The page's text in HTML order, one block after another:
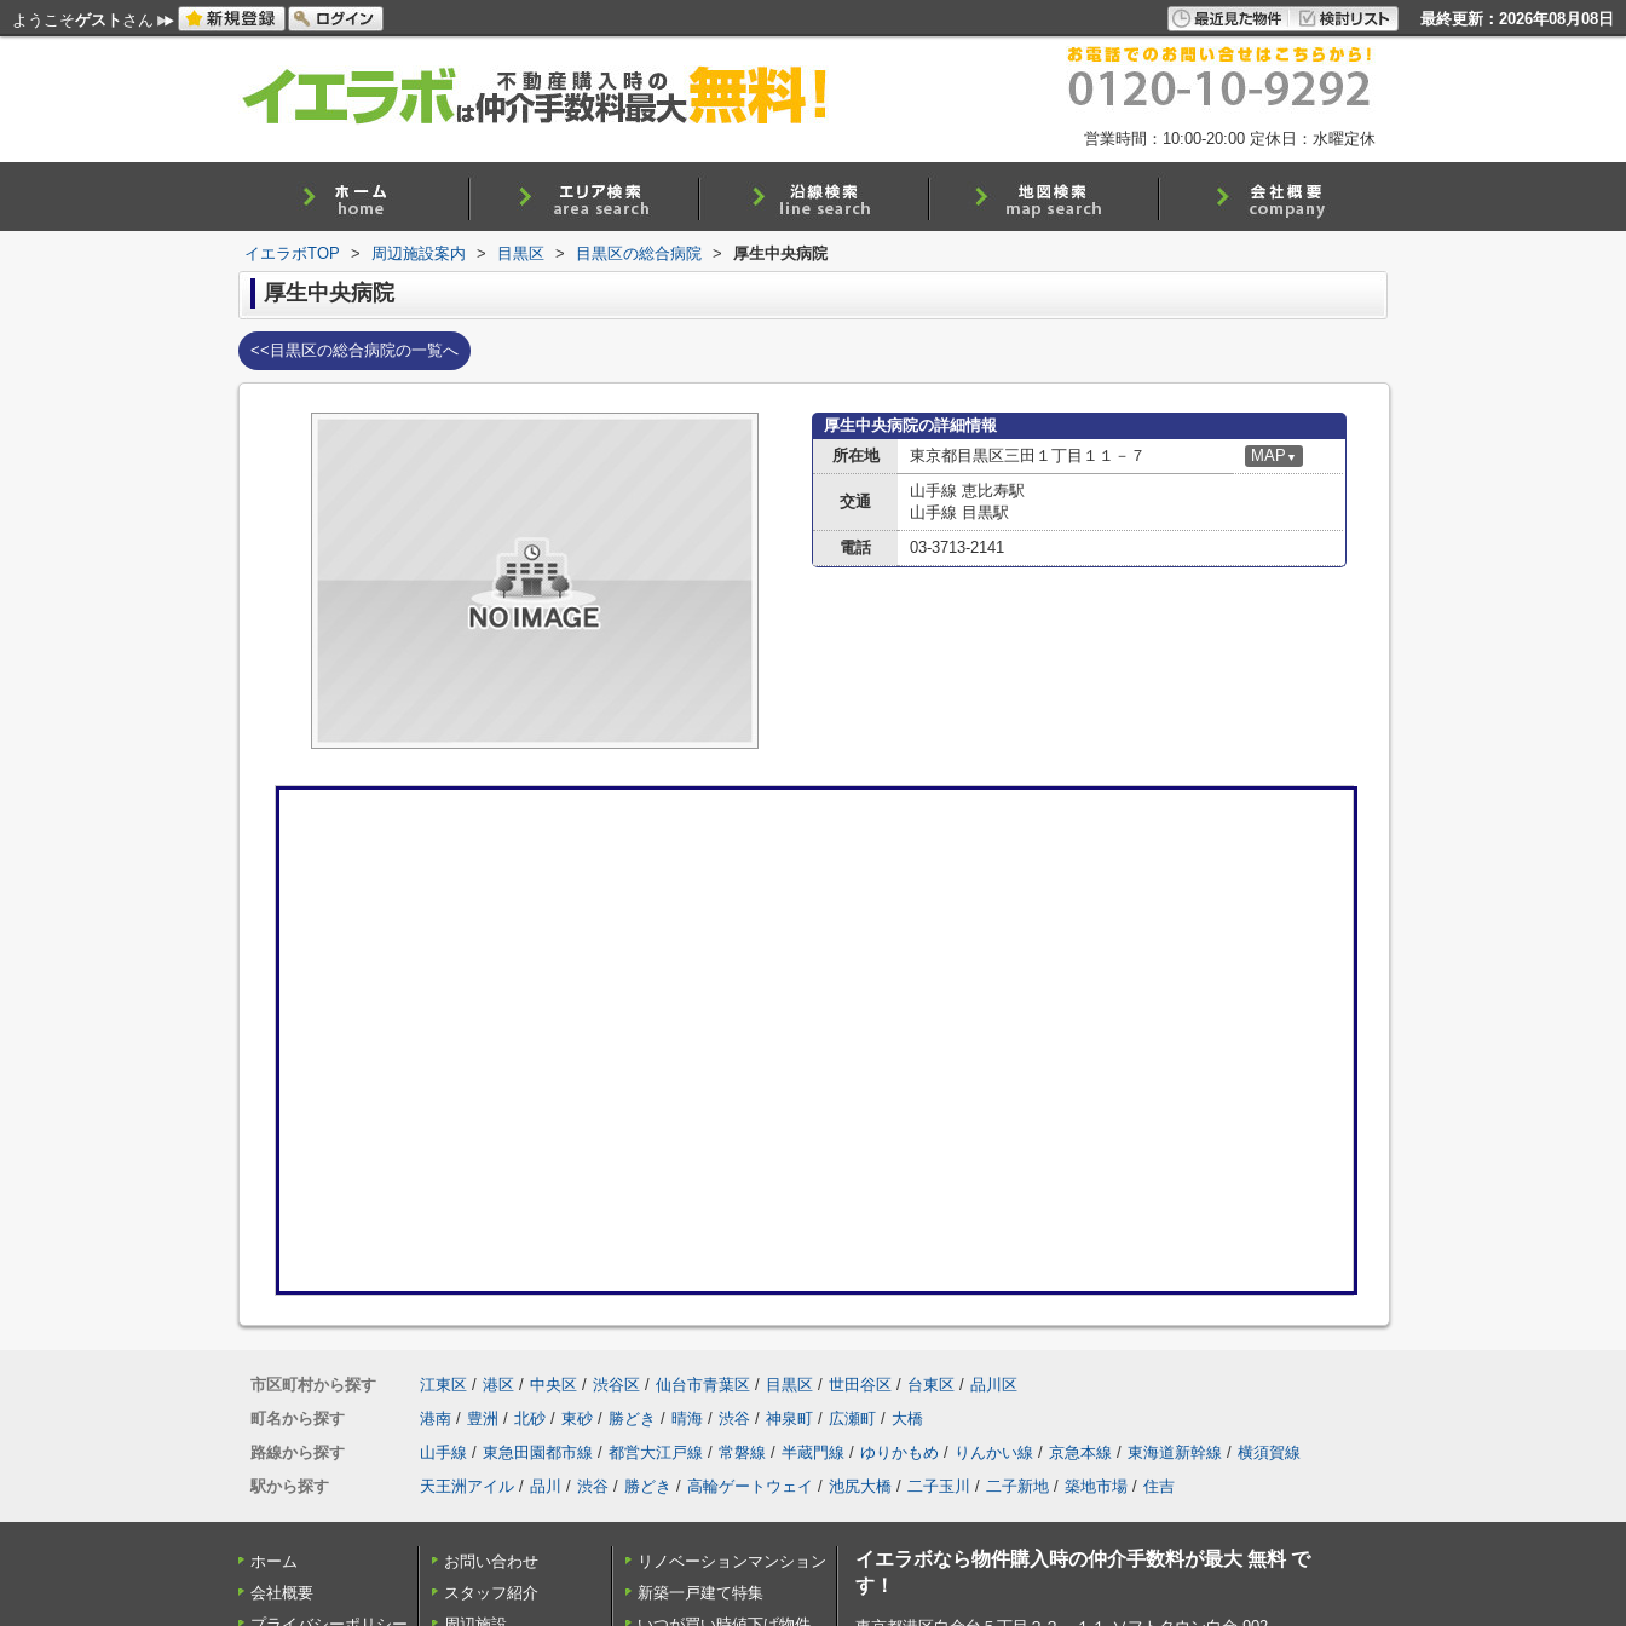
ようこそゲスト さん 最終更新：2026年08月08日
営業時間：10:00-20:00 定休日：水曜定休
イエラボTOP > 周辺施設案内 > 目黒区 > 目黒区の総合病院 > 厚生中央病院
厚生中央病院
<<目黒区の総合病院の一覧へ
厚生中央病院の詳細情報
所在地
東京都目黒区三田１丁目１１－７ MAP ▼
交通
山手線 恵比寿駅
山手線 目黒駅
電話
03-3713-2141
市区町村から探す 江東区 / 港区 / 中央区 / 渋谷区 / 仙台市青葉区 / 目黒区 / 世田谷区 / 台東区 / 品川区
町名から探す
港南 / 豊洲 / 北砂 / 東砂 / 勝どき / 晴海 / 渋谷 / 神泉町 / 広瀬町 / 大橋
路線から探す
山手線 / 東急田園都市線 / 都営大江戸線 / 常磐線 / 半蔵門線 / ゆりかもめ / りんかい線 / 京急本線 / 東海道新幹線 / 横須賀線
駅から探す
天王洲アイル / 品川 / 渋谷 / 勝どき / 高輪ゲートウェイ / 池尻大橋 / 二子玉川 / 二子新地 / 築地市場 / 住吉
ホーム
会社概要
お問い合わせ
スタッフ紹介
リノベーションマンション
新築一戸建て特集
イエラボなら物件購入時の仲介手数料が最大 無料 で
す！